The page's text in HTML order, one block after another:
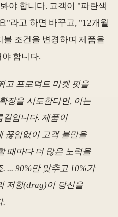
야 합니다. 고객이 "파란색
"라고 하면 바꾸고, "12개월
조건을 변경하며 제품을
합니다.
고 프로덕트 마켓 핏을
장을 시도한다면, 이는
길입니다. 제품이
끊임없이 고객 불만을
때마다 더 많은 노력을
... 90%만 맞추고 10%가
저항(drag)이 당신을
.